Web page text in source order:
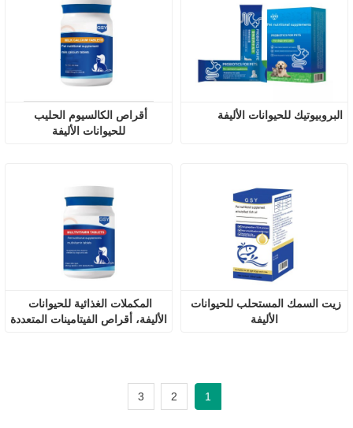
للحيوانات الأليفة
البروبيوتيك للحيوانات الأليفة
الأليفة، أقراص الفيتامينات المتعددة
الأليفة
1
2
3